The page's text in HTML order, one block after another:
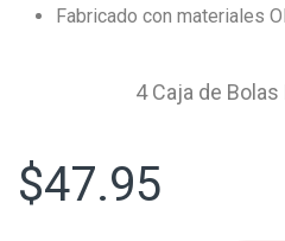
Fabricado con materiales
4 Caja de
$47.95